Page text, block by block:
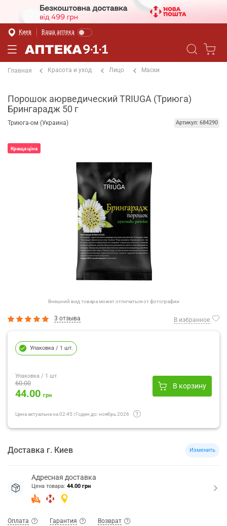
Киев Ваша аптека
Главная Красота и уход Лицо Маски
Порошок аюрведический TRIUGA (Триюга)
Брингарадж 50 г
Триюга-ом (Украина) Артикул: 684290
Краща ціна
Внешний вид товара может отличаться от фотографии
3 отзыва В избранное
Упаковка / 1 шт.
Упаковка / 1 шт.
60.00
44.00 грн
В корзину
Цена актуальна на02:45 | Годен до:ноябрь 2026
Доставка г. Киев Изменить
Адресная доставка
Цена товара: 44.00 грн
Оплата Гарантия Возврат